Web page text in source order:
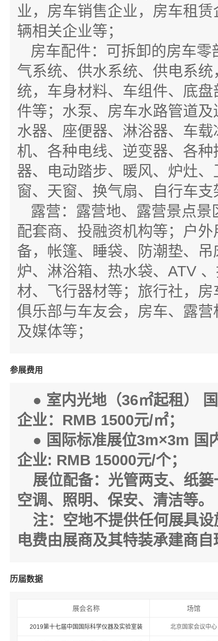
业，房车销售企业，房车租
辆相关企业等；
房车配件：可拆卸的房车
气系统、供水系统、供电系
统，车身材料、车组件、底
件等；水泵、房车水路管道
水器、座便器、淋浴器、车
机、各种电线、逆变器、各
器、电动踏步、暖风、炉灶
窗、天窗、换气扇、自行车
露营：露营地、露营景点
配套商、投融资机构等；户
备，帐篷、睡袋、防潮垫、
炉、淋浴箱、热水袋、ATV
材、飞行器材等；旅行社，
俱乐部与车友会，房车、露
及媒体等；
参展费用
● 室内光地（36㎡起租）
企业： RMB 1500元/㎡；
● 国际标准展位3m×3m 国
企业: RMB 15000元/个；
展位配备：光管两支、纸
空调、照明、保安、清洁等。
注：空地不提供任何展具
电费由展商及其特装承建商自
历届数据
展会名称 场馆
2019第十七届中国国际科学仪器及实验室装 北京国家会议中心